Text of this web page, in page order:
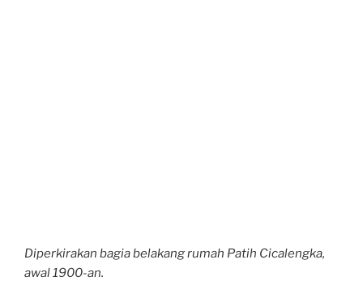
Diperkirakan bagia belakang rumah Patih Cicalengka,
awal 1900-an.